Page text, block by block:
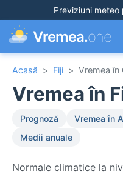
Previziuni meteo
Vremea.one
Acasă > Fiji > Vremea în
Vremea în
Prognoză Vremea în
Medii anuale
Normale climatice la